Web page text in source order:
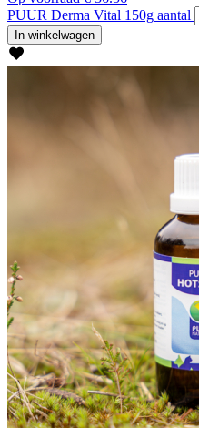
PUUR Derma Vital 150g aantal
In winkelwagen